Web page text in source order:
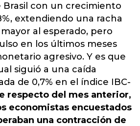
Brasil con un crecimiento
extendiendo una racha
al esperado, pero
en los últimos meses
agresivo. Y es que
siguió a una caída
de 0,7% en el índice IBC-
respecto del mes anterior,
economistas encuestados
una contracción de